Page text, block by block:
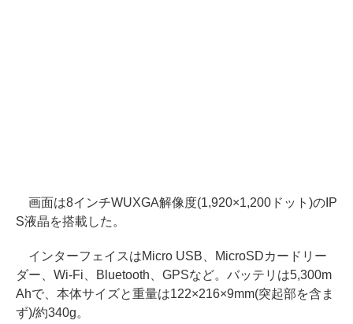
画面は8インチWUXGA解像度(1,920×1,200ドット)のIP
S液晶を搭載した。
インターフェイスはMicro USB、MicroSDカードリー
ダー、Wi-Fi、Bluetooth、GPSなど。バッテリは5,300m
Ahで、本体サイズと重量は122×216×9mm(突起部を含ま
ず)/約340g。